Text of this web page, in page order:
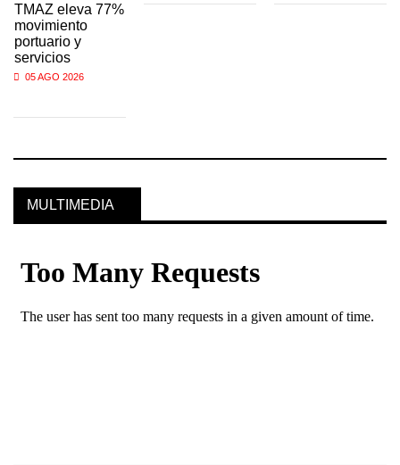
TMAZ eleva 77%
movimiento
portuario y
servicios
05 AGO 2026
MULTIMEDIA